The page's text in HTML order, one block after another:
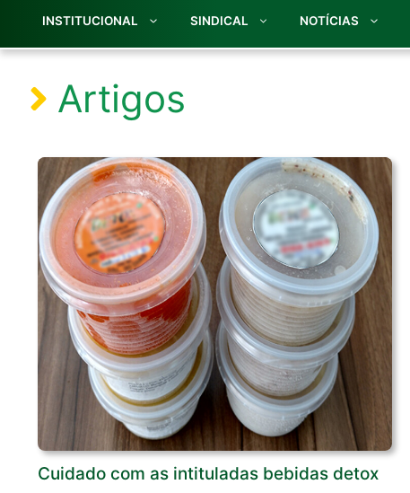
INSTITUCIONAL SINDICAL NOTÍCIAS
Artigos
Cuidado com as intituladas bebidas detox